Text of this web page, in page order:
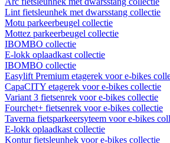
Lint fietsleunhek met dwarsstang collectie
Motu parkeerbeugel collectie
Mottez parkeerbeugel collectie
IBOMBO collectie
E-lokk oplaadkast collectie
IBOMBO collectie
Easylift Premium etagerek voor e-bikes
CapaCITY etagerek voor e-bikes collectie
Variant 3 fietsenrek voor e-bikes collectie
Fourchet+ fietsenrek voor e-bikes collectie
Taverna fietsparkeersyteem voor e-bikes
E-lokk oplaadkast collectie
Kontur fietsleunhek voor e-bikes collectie